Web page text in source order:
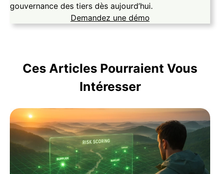
gouvernance des tiers dès aujourd’hui.
Demandez une démo
Ces Articles Pourraient Vous
Intéresser